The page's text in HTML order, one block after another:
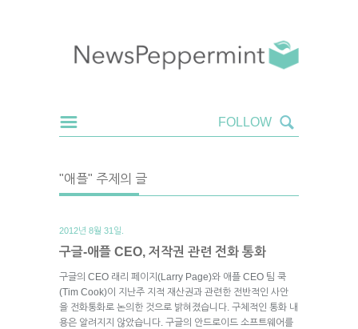
"애플" 주제의 글
2012년 8월 31일.
구글-애플 CEO, 저작권 관련 전화 통화
구글의 CEO 래리 페이지(Larry Page)와 애플 CEO 팀 쿡
(Tim Cook)이 지난주 지적 재산권과 관련한 전반적인 사안
을 전화통화로 논의한 것으로 밝혀졌습니다. 구체적인 통화 내
용은 알려지지 않았습니다. 구글의 안드로이드 소프트웨어를